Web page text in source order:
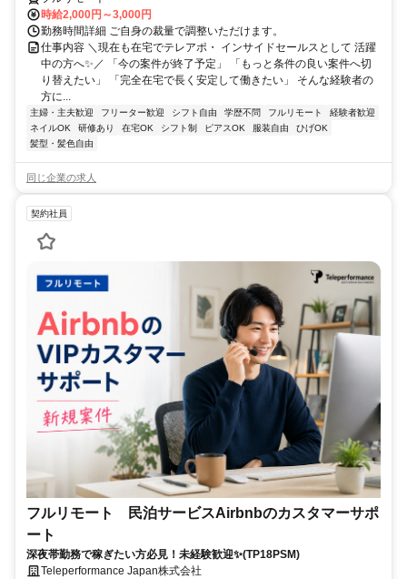
時給2,000円～3,000円
勤務時間詳細 ご自身の裁量で調整いただけます。
仕事内容 ＼現在も在宅でテレアポ・ インサイドセールスとして 活躍
中の方へ✨／ 「今の案件が終了予定」 「もっと条件の良い案件へ切
り替えたい」 「完全在宅で長く安定して働きたい」 そんな経験者の
方に...
主婦・主夫歓迎 フリーター歓迎 シフト自由 学歴不問 フルリモート
経験者歓迎
ネイルOK
研修あり 在宅OK シフト制 ピアスOK 服装自由
ひげOK
髪型・髪色自由
同じ企業の求人
契約社員
フルリモート 民泊サービスAirbnbのカスタマーサポ
ート
深夜帯勤務で稼ぎたい方必見！未経験歓迎✨(TP18PSM)
Teleperformance Japan株式会社